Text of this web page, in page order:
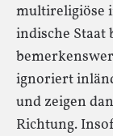
multireligiöse
indische Staat
ignoriert
und zeigen
Richtung.